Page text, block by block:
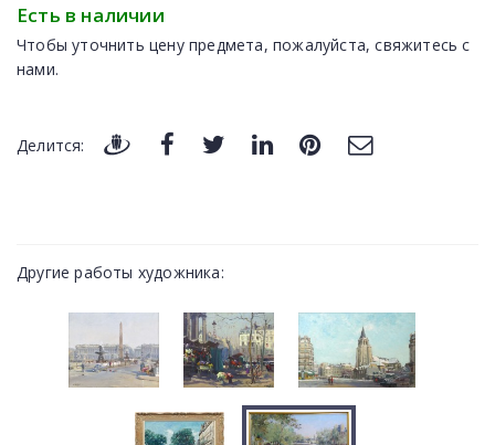
Есть в наличии
Чтобы уточнить цену предмета, пожалуйста, свяжитесь с
нами.
Делится:
Другие работы художника: